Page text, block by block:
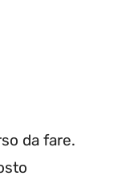
da fare.